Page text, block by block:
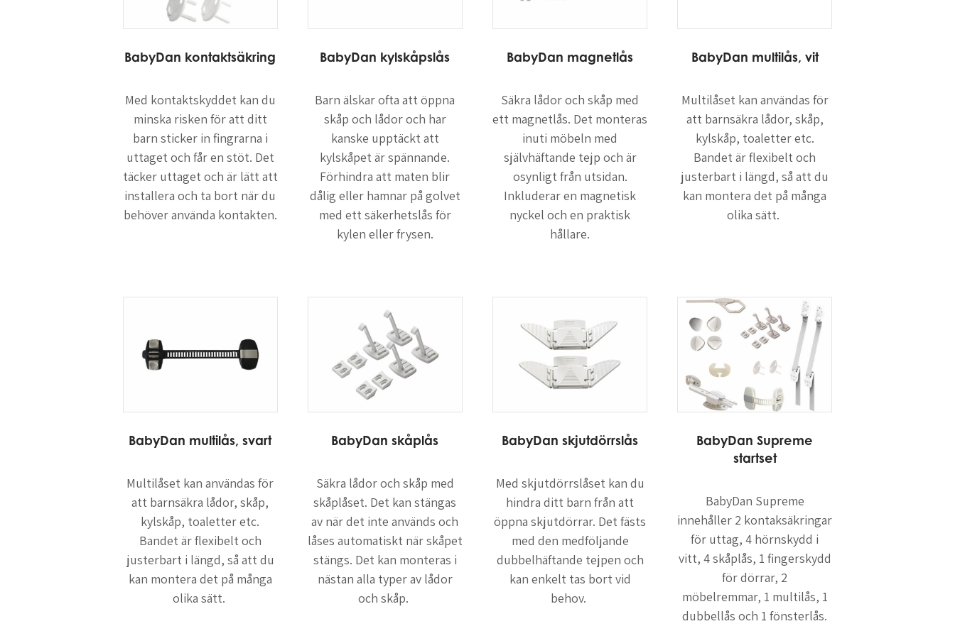
BabyDan kontaktsäkring
Med kontaktskyddet kan du
minska risken för att ditt
barn sticker in fingrarna i
uttaget och får en stöt. Det
täcker uttaget och är lätt att
installera och ta bort när du
behöver använda kontakten.
BabyDan kylskåpslås
Barn älskar ofta att öppna
skåp och lådor och har
kanske upptäckt att
kylskåpet är spännande.
Förhindra att maten blir
dålig eller hamnar på golvet
med ett säkerhetslås för
kylen eller frysen.
BabyDan magnetlås
Säkra lådor och skåp med
ett magnetlås. Det monteras
inuti möbeln med
självhäftande tejp och är
osynligt från utsidan.
Inkluderar en magnetisk
nyckel och en praktisk
hållare.
BabyDan multilås, vit
Multilåset kan användas för
att barnsäkra lådor, skåp,
kylskåp, toaletter etc.
Bandet är flexibelt och
justerbart i längd, så att du
kan montera det på många
olika sätt.
BabyDan multilås, svart
Multilåset kan användas för
att barnsäkra lådor, skåp,
kylskåp, toaletter etc.
Bandet är flexibelt och
justerbart i längd, så att du
kan montera det på många
olika sätt.
BabyDan skåplås
Säkra lådor och skåp med
skåplåset. Det kan stängas
av när det inte används och
låses automatiskt när skåpet
stängs. Det kan monteras i
nästan alla typer av lådor
och skåp.
BabyDan skjutdörrslås
Med skjutdörrslåset kan du
hindra ditt barn från att
öppna skjutdörrar. Det fästs
med den medföljande
dubbelhäftande tejpen och
kan enkelt tas bort vid
behov.
BabyDan Supreme
startset
BabyDan Supreme
innehåller 2 kontaksäkringar
för uttag, 4 hörnskydd i
vitt, 4 skåplås, 1 fingerskydd
för dörrar, 2
möbelremmar, 1 multilås, 1
dubbellås och 1 fönsterlås.